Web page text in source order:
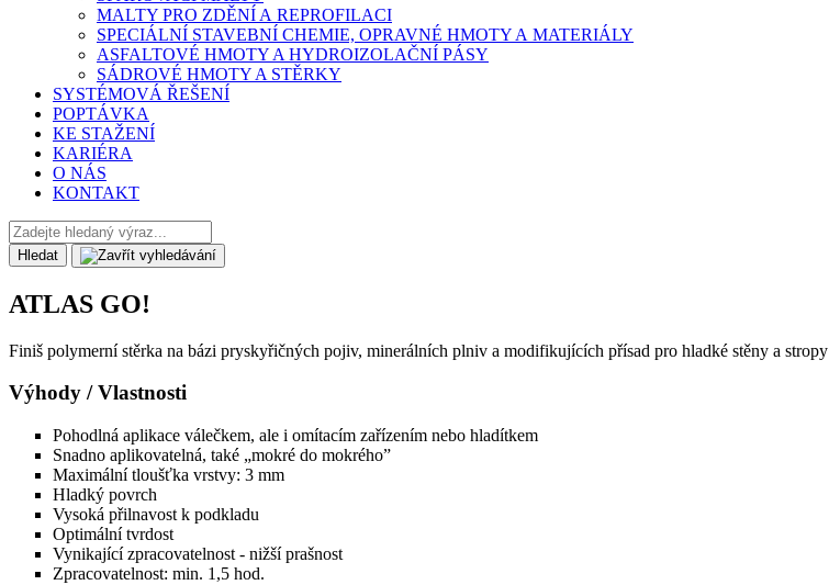
MALTY PRO ZDĚNÍ A REPROFILACI
SPECIÁLNÍ STAVEBNÍ CHEMIE, OPRAVNÉ HMOTY A MATERIÁLY
ASFALTOVÉ HMOTY A HYDROIZOLAČNÍ PÁSY
SÁDROVÉ HMOTY A STĚRKY
SYSTÉMOVÁ ŘEŠENÍ
POPTÁVKA
KE STAŽENÍ
KARIÉRA
O NÁS
KONTAKT
Hledat
ATLAS GO!
Finiš polymerní stěrka na bázi pryskyřičných pojiv, minerálních plniv a modifikujících přísad pro hladké stěny a stropy
Výhody / Vlastnosti
Pohodlná aplikace válečkem, ale i omítacím zařízením nebo hladítkem
Snadno aplikovatelná, také „mokré do mokrého”
Maximální tloušťka vrstvy: 3 mm
Hladký povrch
Vysoká přilnavost k podkladu
Optimální tvrdost
Vynikající zpracovatelnost - nižší prašnost
Zpracovatelnost: min. 1,5 hod.